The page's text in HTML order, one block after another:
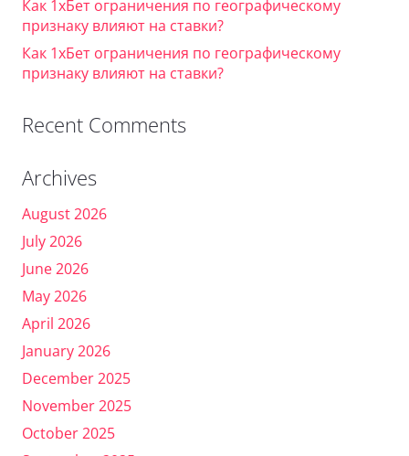
Как 1хБет ограничения по географическому
признаку влияют на ставки?
Как 1хБет ограничения по географическому
признаку влияют на ставки?
Recent Comments
Archives
August 2026
July 2026
June 2026
May 2026
April 2026
January 2026
December 2025
November 2025
October 2025